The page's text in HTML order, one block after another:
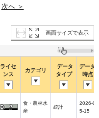
次へ ＞
画面サイズで表示
ライセ
ンス
カテゴリ
データ
タイプ
データ
時点
食・農林水
産
統計
2026-0
5-15